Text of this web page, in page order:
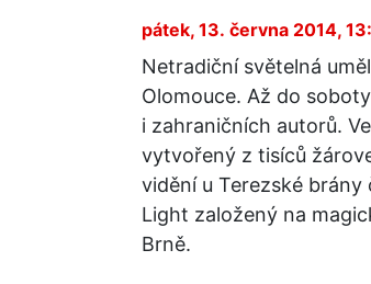
pátek, 13. června 2014,
Netradiční světelná
Olomouce. Až do
i zahraničních autorů.
vytvořený z tisíců
vidění u Terezské
Light založený na
Brně.